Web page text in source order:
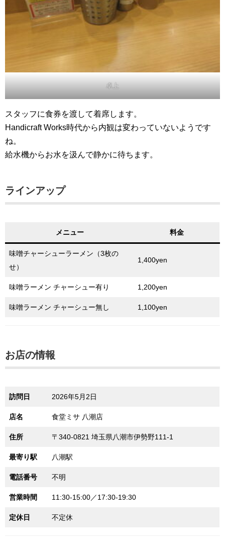
卓上
スタッフに食券を渡して着席します。
Handicraft Works時代から内観は変わっていないようです
ね。
給水機からお水を汲んで静かに待ちます。
ラインアップ
メニュー 料金
味噌チャーシューラーメン（3枚の
せ）
1,400yen
味噌ラーメン チャーシュー有り 1,200yen
味噌ラーメン チャーシュー無し 1,100yen
お店の情報
訪問日 2026年5月2日
店名 食堂ミサ 八潮店
住所 〒340-0821 埼玉県八潮市伊勢野111-1
最寄り駅 八潮駅
電話番号 不明
営業時間 11:30-15:00／17:30-19:30
定休日 不定休